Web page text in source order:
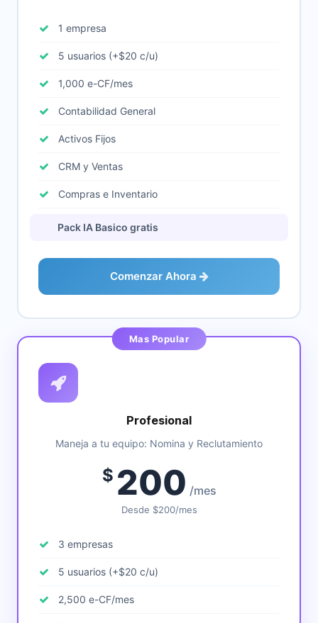
1 empresa
5 usuarios (+$20 c/u)
1,000 e-CF/mes
Contabilidad General
Activos Fijos
CRM y Ventas
Compras e Inventario
Pack IA Basico gratis
Comenzar Ahora
Mas Popular
Profesional
Maneja a tu equipo: Nomina y Reclutamiento
$ 200 /mes
Desde $200/mes
3 empresas
5 usuarios (+$20 c/u)
2,500 e-CF/mes